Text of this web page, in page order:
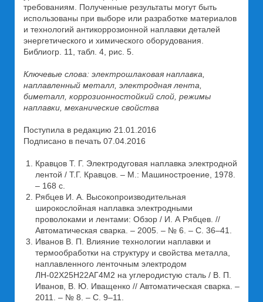
требованиям. Полученные результаты могут быть
использованы при выборе или разработке материалов
и технологий антикоррозионной наплавки деталей
энергетического и химического оборудования.
Библиогр. 11, табл. 4, рис. 5.
Ключевые слова: электрошлаковая наплавка,
наплавленный металл, электродная лента,
биметалл, коррозионностойкий слой, режимы
наплавки, механические свойства
Поступила в редакцию 21.01.2016
Подписано в печать 07.04.2016
Кравцов Т. Г. Электродуговая наплавка электродной
лентой / Т.Г. Кравцов. – М.: Машиностроение, 1978.
– 168 с.
Рябцев И. А. Высокопроизводительная
широкослойная наплавка электродными
проволоками и лентами: Обзор / И. А Рябцев. //
Автоматическая сварка. – 2005. – № 6. – С. 36–41.
Иванов В. П. Влияние технологии наплавки и
термообработки на структуру и свойства металла,
наплавленного ленточным электродом
ЛН-02Х25Н22АГ4М2 на углеродистую сталь / В. П.
Иванов, В. Ю. Иващенко // Автоматическая сварка. –
2011. – № 8. – С. 9–11.